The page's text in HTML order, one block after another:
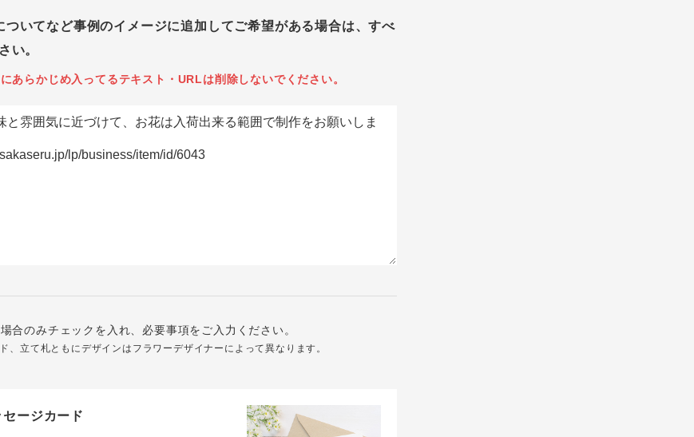
ついてなど事例のイメージに追加してご希望がある場合は、すべ
い。
あらかじめ入ってるテキスト・URLは削除しないでください。
合のみチェックを入れ、必要事項をご入力ください。
、立て札ともにデザインはフラワーデザイナーによって異なります。
ージカード